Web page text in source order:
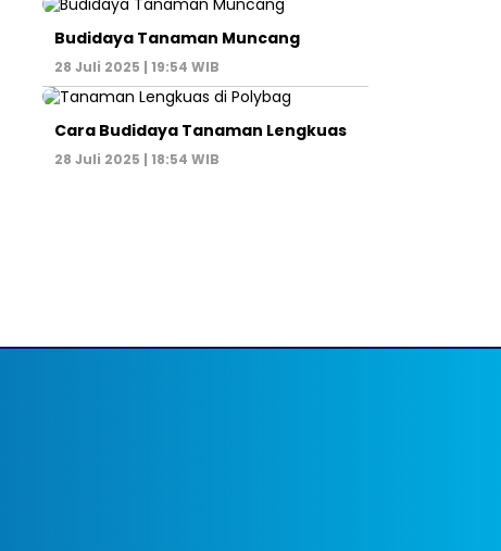
Budidaya Tanaman Muncang
28 Juli 2025 | 19:54 WIB
Cara Budidaya Tanaman Lengkuas
28 Juli 2025 | 18:54 WIB